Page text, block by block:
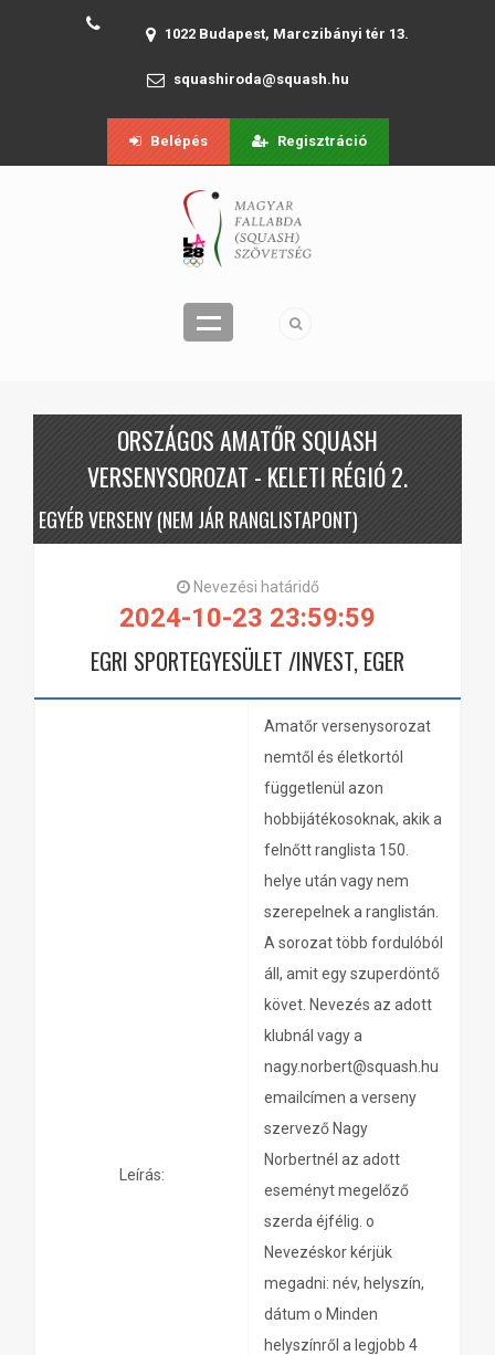
1022 Budapest, Marczibányi tér 13.
squashiroda@squash.hu
Belépés Regisztráció
ORSZÁGOS AMATŐR SQUASH
VERSENYSOROZAT - KELETI RÉGIÓ 2.
EGYÉB VERSENY (NEM JÁR RANGLISTAPONT)
Nevezési határidő
2024-10-23 23:59:59
EGRI SPORTEGYESÜLET /INVEST, EGER
Leírás:
Amatőr versenysorozat
nemtől és életkortól
függetlenül azon
hobbijátékosoknak, akik a
felnőtt ranglista 150.
helye után vagy nem
szerepelnek a ranglistán.
A sorozat több fordulóból
áll, amit egy szuperdöntő
követ. Nevezés az adott
klubnál vagy a
nagy.norbert@squash.hu
emailcímen a verseny
szervező Nagy
Norbertnél az adott
eseményt megelőző
szerda éjfélig. o
Nevezéskor kérjük
megadni: név, helyszín,
dátum o Minden
helyszínről a legjobb 4